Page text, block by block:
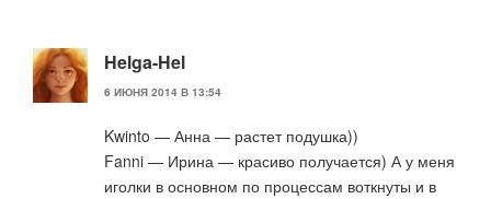
Helga-Hel
6 ИЮНЯ 2014 В 13:54
Kwinto — Анна — растет подушка))
Fanni — Ирина — красиво получается) А у меня
иголки в основном по процессам воткнуты и в